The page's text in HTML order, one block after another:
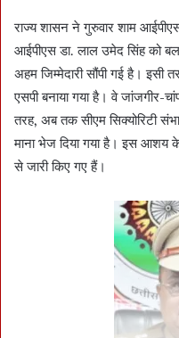
राज्य शासन ने गुरुवार शाम
आईपीएस डा. लाल उमेद सिंह को
अहम जिम्मेदारी सौंपी गई है। इसी
एसपी बनाया गया है। वे जांजगीर-
तरह, अब तक सीएम सिक्योरिटी
माना भेज दिया गया है। इस
से जारी किए गए हैं।